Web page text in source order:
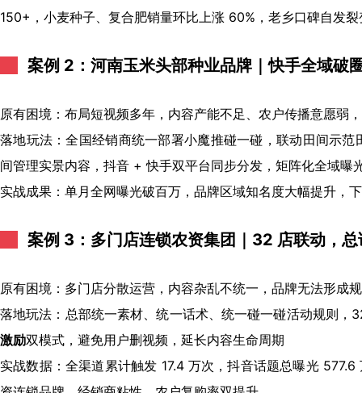
150+，小麦种子、复合肥销量环比上涨 60%，老乡口碑自发
案例 2：河南玉米头部种业品牌｜快手全域破
原有困境：布局短视频多年，内容产能不足、农户传播意愿弱
落地玩法：全国经销商统一部署小魔推碰一碰，联动田间示
间管理实景内容，抖音 + 快手双平台同步分发，矩阵化全域曝
实战成果：单月全网曝光破百万，品牌区域知名度大幅提升，
案例 3：多门店连锁农资集团｜32 店联动，
原有困境：多门店分散运营，内容杂乱不统一，品牌无法形成
落地玩法：总部统一素材、统一话术、统一碰一碰活动规则，
激励双模式，避免用户删视频，延长内容生命周期
实战数据：全渠道累计触发 17.4 万次，抖音话题总曝光